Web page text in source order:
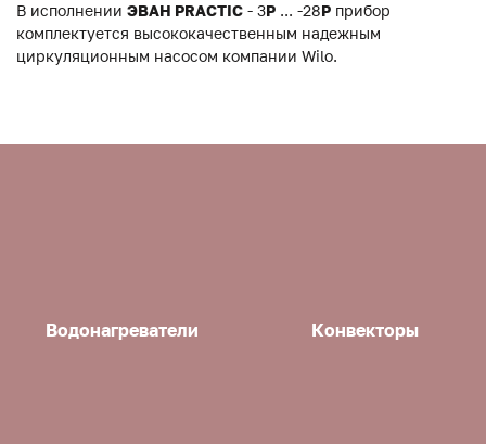
В исполнении ЭВАН PRACTIC - 3P ... -28P прибор
комплектуется высококачественным надежным
циркуляционным насосом компании Wilo.
Водонагреватели Конвекторы